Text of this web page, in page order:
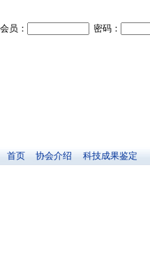
会员： 密码：
首页 协会介绍 科技成果鉴定